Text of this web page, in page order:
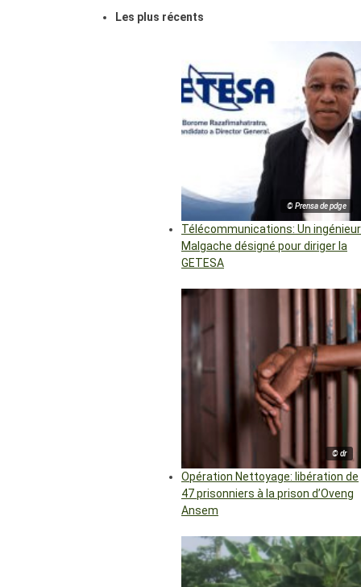
Les plus récents
© Prensa de pdge
Télécommunications: Un ingénieur
Malgache désigné pour diriger la
GETESA
© dr
Opération Nettoyage: libération de
47 prisonniers à la prison d’Oveng
Ansem